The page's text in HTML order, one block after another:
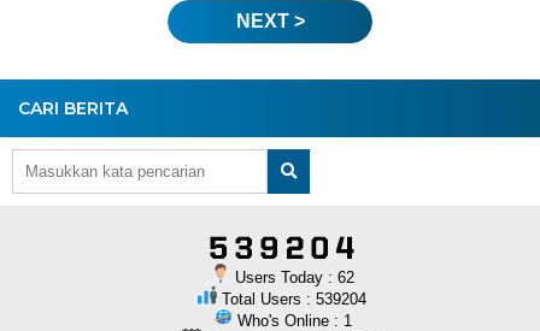
CARI BERITA
Users Today : 62
Total Users : 539204
Who's Online : 1
NEXT >